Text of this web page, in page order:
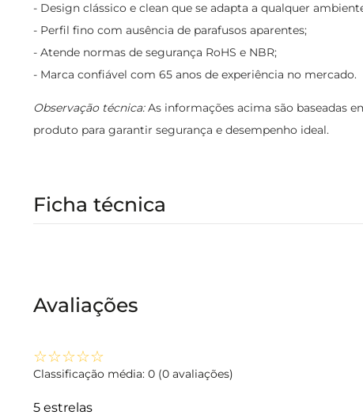
- Design clássico e clean que se adapta a qualquer
- Perfil fino com ausência de parafusos aparentes;
- Atende normas de segurança RoHS e NBR;
- Marca confiável com 65 anos de experiência no mercado.
Observação técnica:As informações acima são baseadas
produto para garantir segurança e desempenho ideal.
Ficha técnica
Avaliações
☆☆☆☆☆
Classificação média: 0 (0 avaliações)
5 estrelas